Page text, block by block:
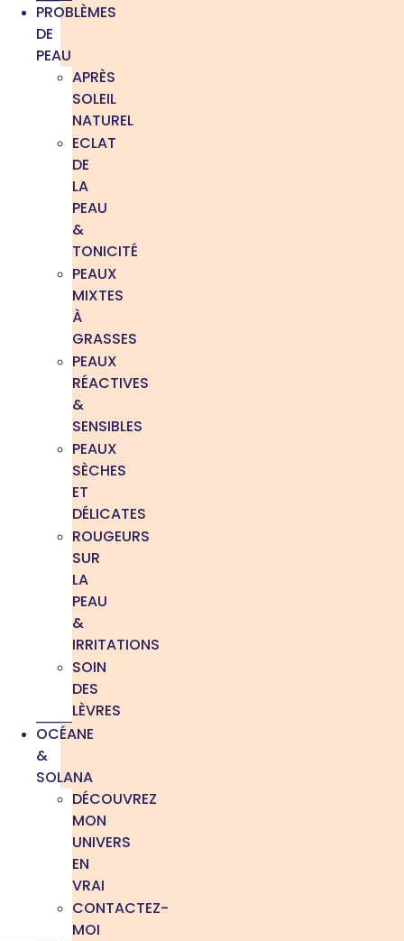
PROBLÈMES
DE
PEAU
APRÈS
SOLEIL
NATUREL
ECLAT
DE
LA
PEAU
&
TONICITÉ
PEAUX
MIXTES
À
GRASSES
PEAUX
RÉACTIVES
&
SENSIBLES
PEAUX
SÈCHES
ET
DÉLICATES
ROUGEURS
SUR
LA
PEAU
&
IRRITATIONS
SOIN
DES
LÈVRES
OCÉANE
&
SOLANA
DÉCOUVREZ
MON
UNIVERS
EN
VRAI
CONTACTEZ-
MOI